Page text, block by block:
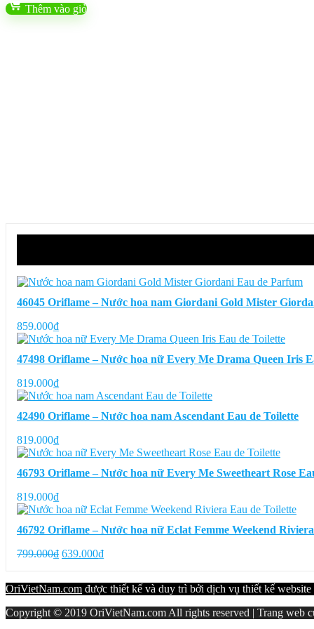
Thêm vào giỏ
46045 Oriflame – Nước hoa nam Giordani Gold Mister
859.000₫
47498 Oriflame – Nước hoa nữ Every Me Drama Queen Iris
819.000₫
42490 Oriflame – Nước hoa nam Ascendant Eau de Toilette
819.000₫
46793 Oriflame – Nước hoa nữ Every Me Sweetheart Rose
819.000₫
46792 Oriflame – Nước hoa nữ Eclat Femme Weekend
799.000₫ Giá
799.000₫.
639.000₫Giá
là:
OriVietNam.com được thiết kế và duy trì bởi dịch vụ thiết kế website
Copyright © 2019 OriVietNam.com All rights reserved | Trang web